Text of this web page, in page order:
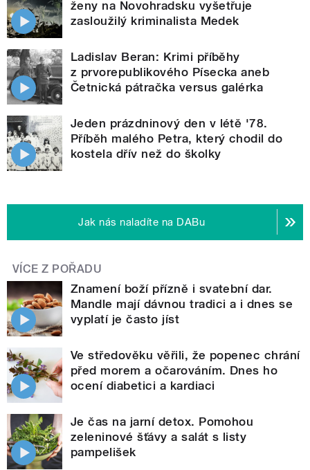
ženy na Novohradsku vyšetřuje
zasloužilý kriminalista Medek
Ladislav Beran: Krimi příběhy
z prvorepublikového Písecka aneb
Četnická pátračka versus galérka
Jeden prázdninový den v létě '78.
Příběh malého Petra, který chodil do
kostela dřív než do školky
Jak nás naladíte na DABu
VÍCE Z POŘADU
Znamení boží přízně i svatební dar.
Mandle mají dávnou tradici a i dnes se
vyplatí je často jíst
Ve středověku věřili, že popenec chrání
před morem a očarováním. Dnes ho
ocení diabetici a kardiaci
Je čas na jarní detox. Pomohou
zeleninové šťávy a salát s listy
pampelišek